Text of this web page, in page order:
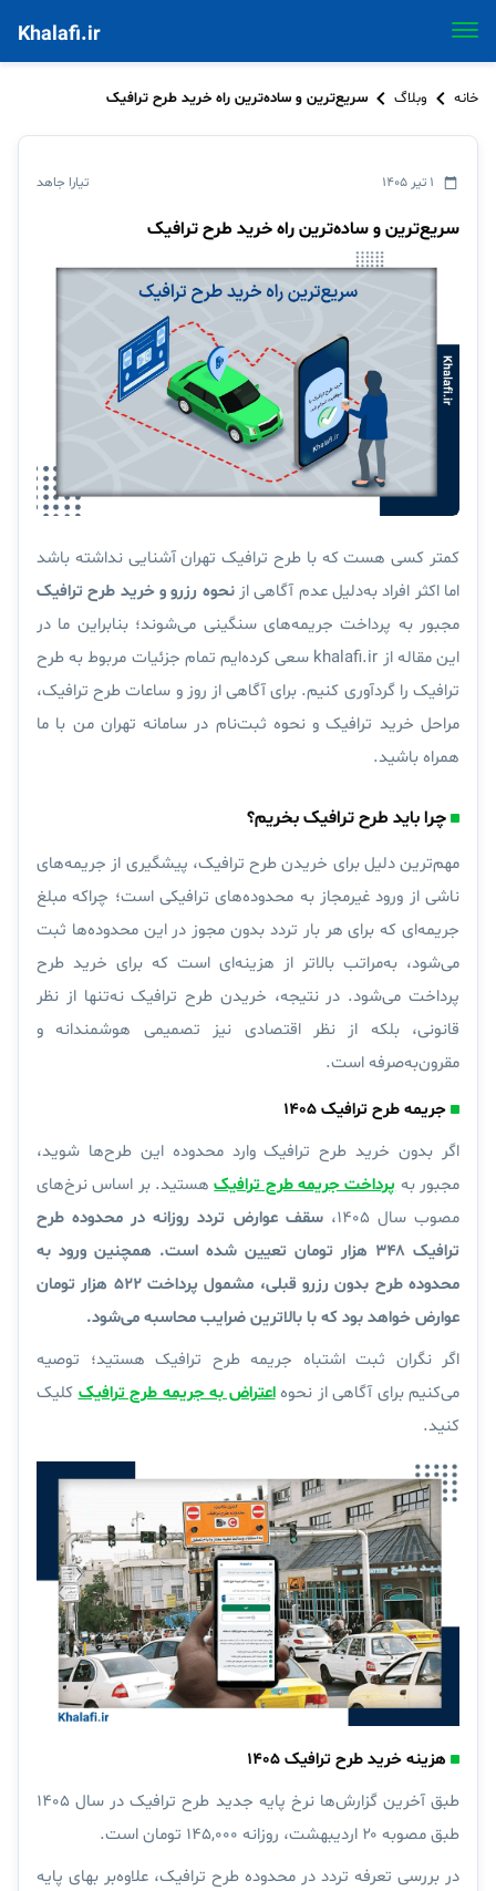
Khalafi.ir
خانه وبلاگ سریع‌ترین و ساده‌ترین راه خرید طرح ترافیک
تیارا جاهد
سریع‌ترین و ساده‌ترین راه خرید طرح ترافیک
کمتر کسی هست که با طرح ترافیک تهران آشنایی نداشته باشد
اما اکثر افراد به‌دلیل عدم آگاهی ازنحوه رزرو و خرید طرح ترافیک
مجبور به پرداخت جریمه‌های سنگینی می‌شوند؛ بنابراین ما در
این مقاله از khalafi.ir سعی کرده‌ایم تمام جزئیات مربوط به طرح
ترافیک را گردآوری کنیم. برای آگاهی از روز و ساعات طرح ترافیک،
مراحل خرید ترافیک و نحوه ثبت‌نام در سامانه تهران من با ما
همراه باشید.
چرا باید طرح ترافیک بخریم؟
مهم‌ترین دلیل برای خریدن طرح ترافیک، پیشگیری از جریمه‌های
ناشی از ورود غیرمجاز به محدوده‌های ترافیکی است؛ چراکه مبلغ
جریمه‌ای که برای هر بار تردد بدون مجوز در این محدوده‌ها ثبت
می‌شود، به‌مراتب بالاتر از هزینه‌ای‌ است که برای خرید طرح
پرداخت می‌شود. در نتیجه، خریدن طرح ترافیک نه‌تنها از نظر
قانونی، بلکه از نظر اقتصادی نیز تصمیمی هوشمندانه و
مقرون‌به‌صرفه است.
جریمه طرح ترافیک ۱۴۰۵
اگر بدون خرید طرح ترافیک وارد محدوده این طرح‌ها شوید،
مجبور بهپرداخت جریمه طرح ترافیکهستید. بر اساس نرخ‌های
مصوب سال ۱۴۰۵،
سقف عوارض تردد روزانه در محدوده طرح
ترافیک ۳۴۸ هزار تومان تعیین شده است. همچنین ورود به
محدوده طرح بدون رزرو قبلی، مشمول پرداخت ۵۲۲ هزار تومان
عوارض خواهد بود که با بالاترین ضرایب محاسبه می‌شود.
اگر نگران ثبت اشتباه جریمه طرح ترافیک هستید؛ توصیه
می‌کنیم برای آگاهی از نحوهاعتراض به جریمه طرح ترافیککلیک
کنید.
هزینه خرید طرح ترافیک ۱۴۰۵
طبق آخرین گزارش‌ها نرخ پایه جدید طرح ترافیک در سال ۱۴۰۵
طبق مصوبه ۲۰ اردیبهشت، روزانه ۱۴۵,۰۰۰ تومان است.
در بررسی تعرفه تردد در محدوده طرح ترافیک، علاوه‌بر بهای پایه